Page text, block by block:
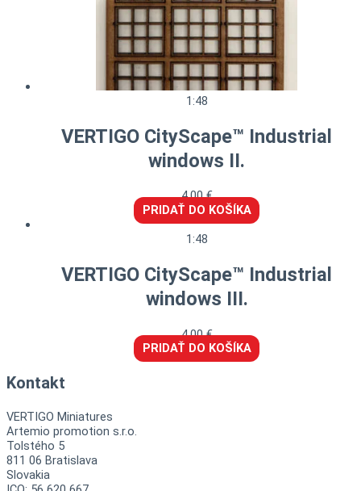
1:48
VERTIGO CityScape™ Industrial
windows II.
4,00€
PRIDAŤ DO KOŠÍKA
1:48
VERTIGO CityScape™ Industrial
windows III.
4,00€
PRIDAŤ DO KOŠÍKA
Kontakt
VERTIGO Miniatures
Artemio promotion s.r.o.
Tolstého 5
811 06 Bratislava
Slovakia